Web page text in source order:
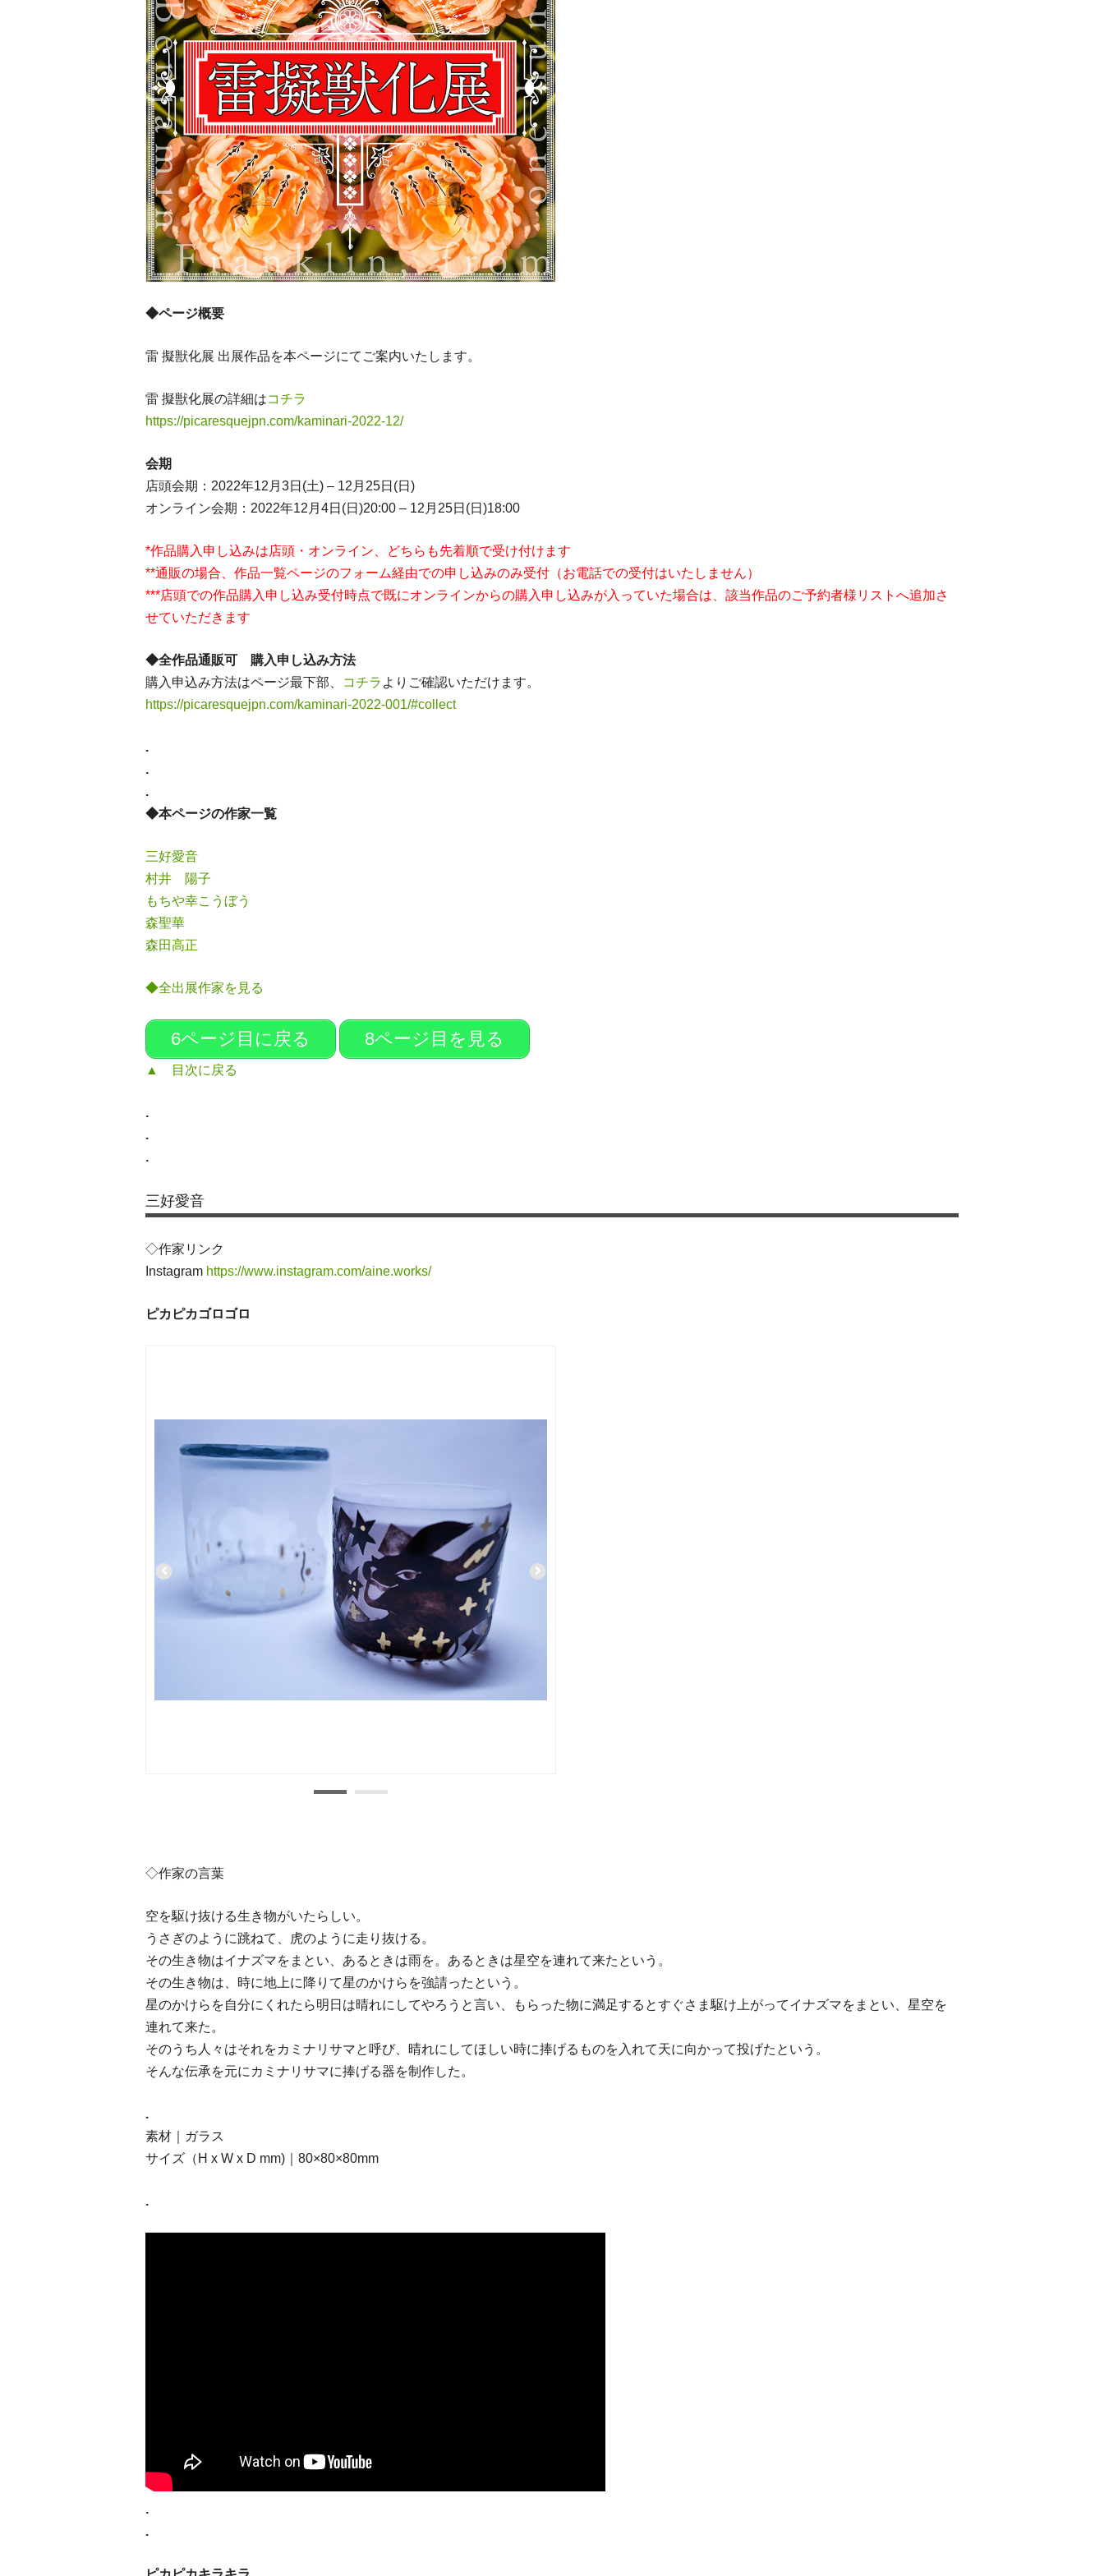
◆ページ概要
雷 擬獣化展 出展作品を本ページにてご案内いたします。
雷 擬獣化展の詳細はコチラ
https://picaresquejpn.com/kaminari-2022-12/
会期
店頭会期：2022年12月3日(土) – 12月25日(日)
オンライン会期：2022年12月4日(日)20:00 – 12月25日(日)18:00
*作品購入申し込みは店頭・オンライン、どちらも先着順で受け付けます
**通販の場合、作品一覧ページのフォーム経由での申し込みのみ受付（お電話での受付はいたしません）
***店頭での作品購入申し込み受付時点で既にオンラインからの購入申し込みが入っていた場合は、該当作品のご予約者様リストへ追加さ
せていただきます
◆全作品通販可 購入申し込み方法
購入申込み方法はページ最下部、
コチラ よりご確認いただけます。
https://picaresquejpn.com/kaminari-2022-001/#collect
.
.
.
◆本ページの作家一覧
三好愛音
村井 陽子
もちや幸こうぼう
森聖華
森田高正
◆全出展作家を見る
6ページ目に戻る 8ページ目を見る
▲ 目次に戻る
.
.
.
三好愛音
◇作家リンク
Instagram https://www.instagram.com/aine.works/
ピカピカゴロゴロ
◇作家の言葉
空を駆け抜ける生き物がいたらしい。
うさぎのように跳ねて、虎のように走り抜ける。
その生き物はイナズマをまとい、あるときは雨を。あるときは星空を連れて来たという。
その生き物は、時に地上に降りて星のかけらを強請ったという。
星のかけらを自分にくれたら明日は晴れにしてやろうと言い、もらった物に満足するとすぐさま駆け上がってイナズマをまとい、星空を
連れて来た。
そのうち人々はそれをカミナリサマと呼び、晴れにしてほしい時に捧げるものを入れて天に向かって投げたという。
そんな伝承を元にカミナリサマに捧げる器を制作した。
.
素材｜ガラス
サイズ（H x W x D mm)｜80×80×80mm
.
.
.